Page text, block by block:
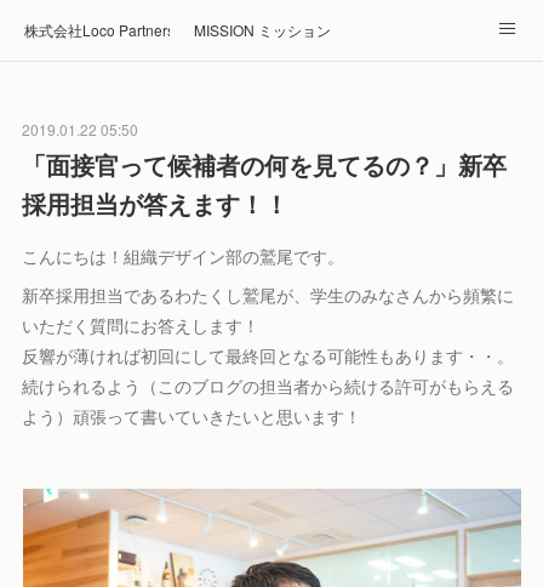
株式会社Loco Partners 🏠HomeMISSION ミッション
Blog ブログ ホテル・旅館の宿泊予約はRelux
2019.01.22 05:50
「面接官って候補者の何を見てるの？」新卒
採用担当が答えます！！
こんにちは！組織デザイン部の鷲尾です。
新卒採用担当であるわたくし鷲尾が、学生のみなさんから頻繁に
いただく質問にお答えします！
反響が薄ければ初回にして最終回となる可能性もあります・・。
続けられるよう（このブログの担当者から続ける許可がもらえる
よう）頑張って書いていきたいと思います！